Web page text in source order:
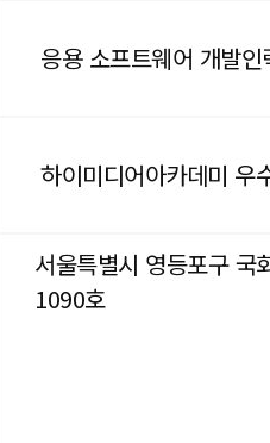
응용 소프트웨어 개발인
하이미디어아카데미 우
서울특별시 영등포구
1090호